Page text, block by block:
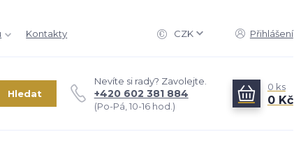
Kontakty CZK Přihlášení
Hledat
Nevíte si rady? Zavolejte.
+420 602 381 884
(Po-Pá, 10-16 hod.)
0 ks
0 Kč